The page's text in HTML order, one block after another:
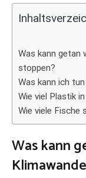
Was kann getan
stoppen?
Was kann ich
Wie viel Plastik
Wie viele Fische
Was kann